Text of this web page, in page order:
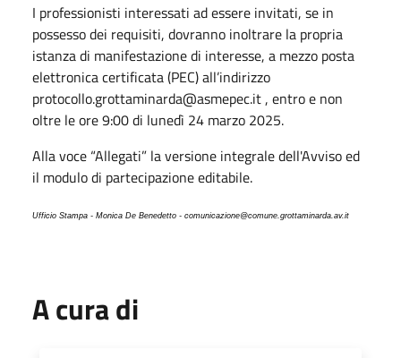
I professionisti interessati ad essere invitati, se in
possesso dei requisiti, dovranno inoltrare la propria
istanza di manifestazione di interesse, a mezzo posta
elettronica certificata (PEC) all’indirizzo
protocollo.grottaminarda@asmepec.it , entro e non
oltre le ore 9:00 di lunedì 24 marzo 2025.
Alla voce “Allegati” la versione integrale dell'Avviso ed
il modulo di partecipazione editabile.
Ufficio Stampa - Monica De Benedetto - comunicazione@comune.grottaminarda.av.it
A cura di